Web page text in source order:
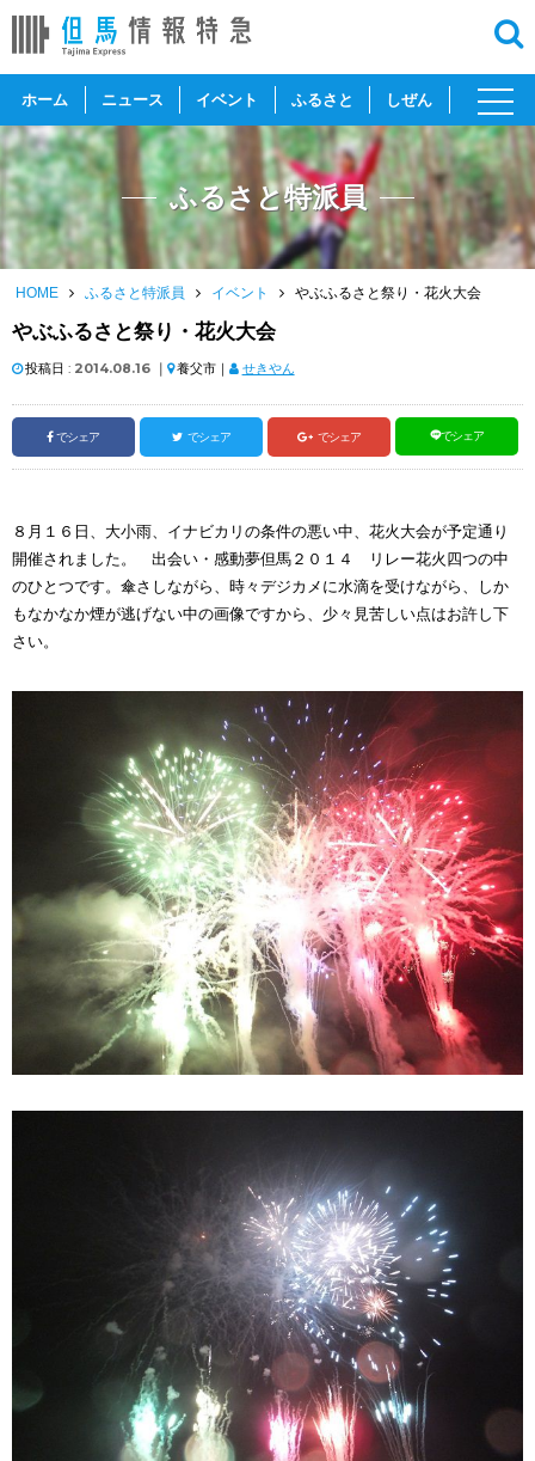
ホーム ニュース イベント ふるさと しぜん
toggle
ふるさと特派員
HOME ふるさと特派員 イベント やぶふるさと祭り・花火大会
やぶふるさと祭り・花火大会
投稿日 : 2014.08.16 ｜ 養父市｜ せきやん
でシェア でシェア でシェア でシェア
８月１６日、大小雨、イナビカリの条件の悪い中、花火大会が予定通り
開催されました。 出会い・感動夢但馬２０１４ リレー花火四つの中
のひとつです。傘さしながら、時々デジカメに水滴を受けながら、しか
もなかなか煙が逃げない中の画像ですから、少々見苦しい点はお許し下
さい。